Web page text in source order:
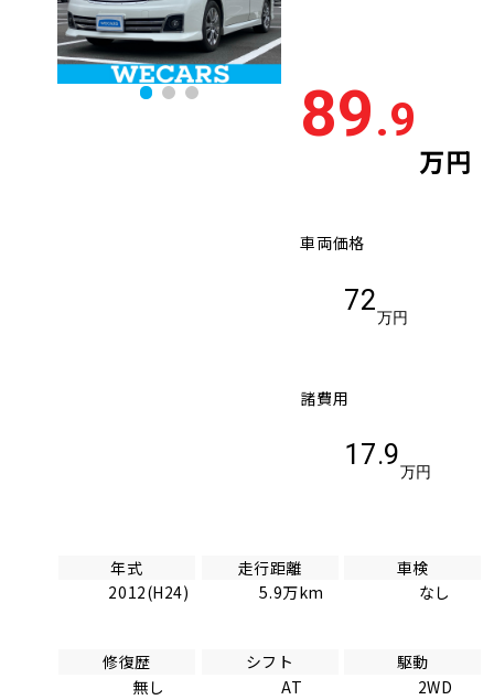
89.9
万円
車両価格
72
万円
諸費用
17.9
万円
年式
2012(H24)
走行距離
5.9万km
車検
なし
修復歴
無し
シフト
AT
駆動
2WD